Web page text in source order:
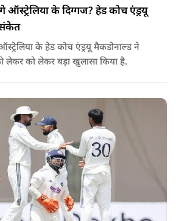
के दिग्गज? हेड कोच एंड्रयू
संकेत
के हेड कोच एंड्रयू मैकडोनाल्ड ने
लेकर को लेकर बड़ा खुलासा किया है.